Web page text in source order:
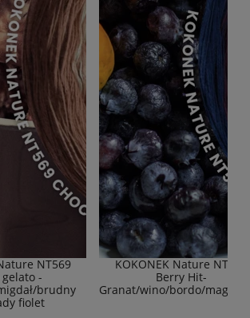
NT569
gelato -
brudny
fiolet
KOKONEK Nature NT577
Berry Hit-
Granat/wino/bordo/